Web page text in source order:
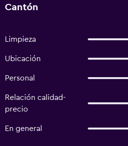
Cantón
Limpieza
Ubicación
Personal
Relación calidad-
precio
En general